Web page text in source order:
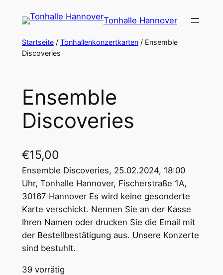
Inhalt
Tonhalle Hannover
Startseite/ Tonhallenkonzertkarten/ Ensemble
Discoveries
Ensemble
Discoveries
€15,00
Ensemble Discoveries, 25.02.2024, 18:00
Uhr, Tonhalle Hannover, Fischerstraße 1A,
30167 Hannover Es wird keine gesonderte
Karte verschickt. Nennen Sie an der Kasse
Ihren Namen oder drucken Sie die Email mit
der Bestellbestätigung aus. Unsere Konzerte
sind bestuhlt.
39 vorrätig